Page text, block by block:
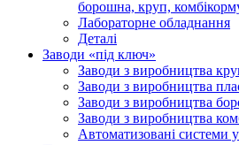
борошна, круп,
Лабораторне обладнання
Деталі
Заводи «під ключ»
Заводи з виробництва
Заводи з виробництва
Заводи з виробництва
Заводи з виробництва
Автоматизовані системи